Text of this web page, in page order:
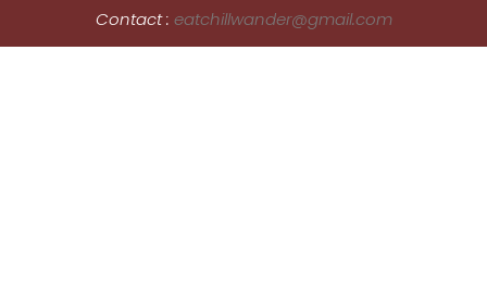
Contact : eatchillwander@gmail.com